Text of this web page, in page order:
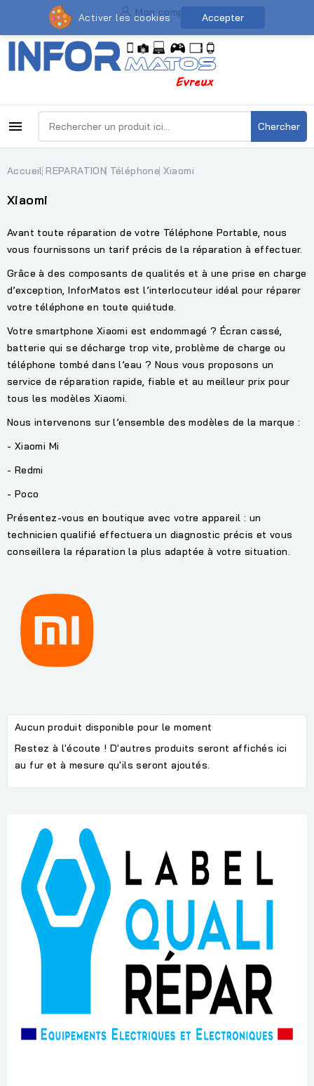
Mon compte
 Chercher
Accueil REPARATION Téléphone Xiaomi
Xiaomi
Avant toute réparation de votre Téléphone Portable, nous
vous fournissons un tarif précis de la réparation à effectuer.
Grâce à des composants de qualités et à une prise en charge
d’exception, InforMatos est l’interlocuteur idéal pour réparer
votre téléphone en toute quiétude.
Votre smartphone Xiaomi est endommagé ? Écran cassé,
batterie qui se décharge trop vite, problème de charge ou
téléphone tombé dans l’eau ? Nous vous proposons un
service de réparation rapide, fiable et au meilleur prix pour
tous les modèles Xiaomi.
Nous intervenons sur l’ensemble des modèles de la marque :
- Xiaomi Mi
- Redmi
- Poco
Présentez-vous en boutique avec votre appareil : un
technicien qualifié effectuera un diagnostic précis et vous
conseillera la réparation la plus adaptée à votre situation.
Aucun produit disponible pour le moment
Restez à l'écoute ! D'autres produits seront affichés ici
au fur et à mesure qu'ils seront ajoutés.
Activer les cookies Accepter